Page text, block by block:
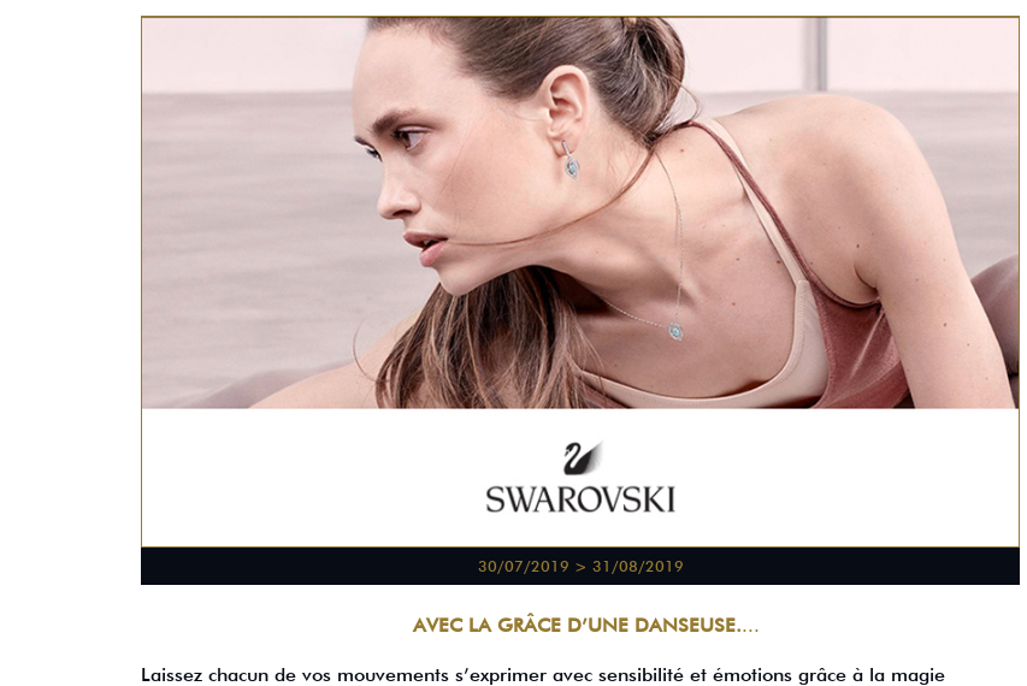
30/07/2019 > 31/08/2019
AVEC LA GRÂCE D’UNE DANSEUSE....
Laissez chacun de vos mouvements s’exprimer avec sensibilité et émotions grâce à la magie